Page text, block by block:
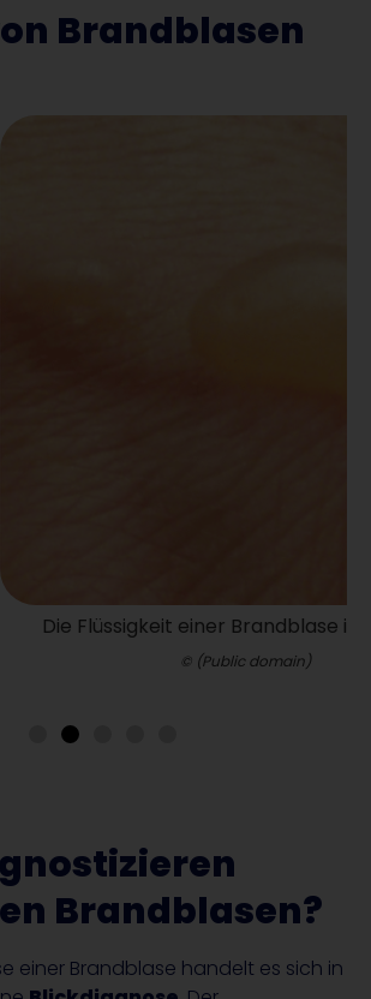
Brandblasen
einer Brandblase ist gelblich.
Brandblasen?
einer Brandblase handelt es sich in